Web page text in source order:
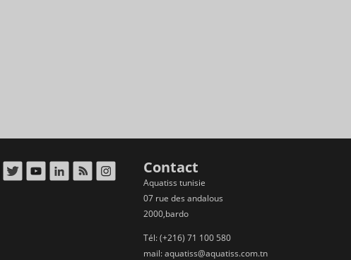
Contact
Aquatiss tunisie
07 rue des andalous
2000,bardo
Tél: (+216) 71 100 580
mail:aquatiss@aquatiss.com.tn